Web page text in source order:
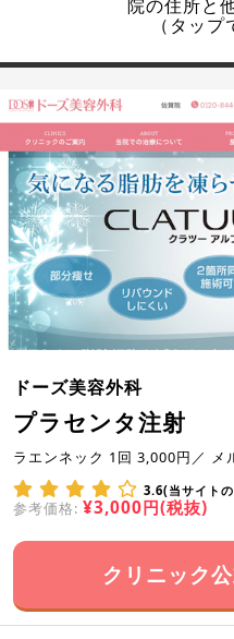
院の住所と
（タップ
ドーズ美容外科
プラセンタ注射
ラエンネック 1回 3,000円／ メ
3.6(当サイト
参考価格: ¥3,000円(税抜)
クリニック